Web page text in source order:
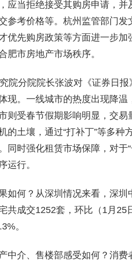
应当拒绝接受其购房申请，
参考价格等。杭州监管部门
优先购房政策等方面进一步
肥市房地产市场秩序。
院分院院长张波对《证券日
现。一线城市的热度出现降
则受春节假期影响明显，交
的土壤，通过“打补丁”等多种
同时强化租赁市场保障，对于
运行。
如何？从深圳情况来看，深
共成交1252套，环比（1月
。
中介、售楼部感受如何？消